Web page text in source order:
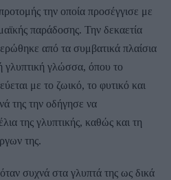
την οποία προσέγγισε με
παράδοσης. Την δεκαετία
από τα συμβατικά πλαίσια
γλυπτική γλώσσα, όπου το
με το ζωικό, το φυτικό και
της την οδήγησε να
της γλυπτικής, καθώς και τη
της.
συχνά στα γλυπτά της ως δικά